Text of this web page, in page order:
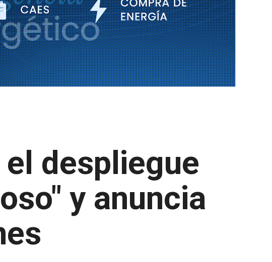
despliegue
y anuncia